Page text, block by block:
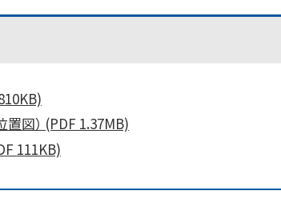
図） (PDF 1.37MB)
111KB)